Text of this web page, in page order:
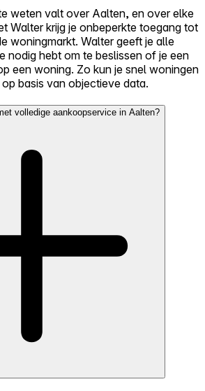
weten valt over Aalten, en over elke
Walter krijg je onbeperkte toegang tot
woningmarkt. Walter geeft je alle
nodig hebt om te beslissen of je een
een woning. Zo kun je snel woningen
basis van objectieve data.
volledige aankoopservice in Aalten?